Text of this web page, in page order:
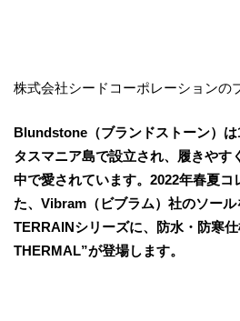
株式会社シードコーポレーションの
Blundstone（ブランドストーン）は
タスマニア島で設立され、履きやす
中で愛されています。2022年春夏コ
た、Vibram（ビブラム）社のソー
TERRAINシリーズに、防水・防寒
THERMAL”が登場します。